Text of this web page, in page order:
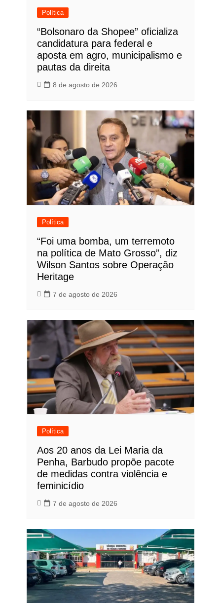
Política
“Bolsonaro da Shopee” oficializa
candidatura para federal e
aposta em agro, municipalismo e
pautas da direita
8 de agosto de 2026
Política
“Foi uma bomba, um terremoto
na política de Mato Grosso”, diz
Wilson Santos sobre Operação
Heritage
7 de agosto de 2026
Política
Aos 20 anos da Lei Maria da
Penha, Barbudo propõe pacote
de medidas contra violência e
feminicídio
7 de agosto de 2026